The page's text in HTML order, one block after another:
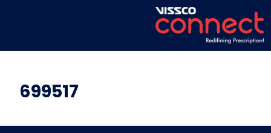
699517